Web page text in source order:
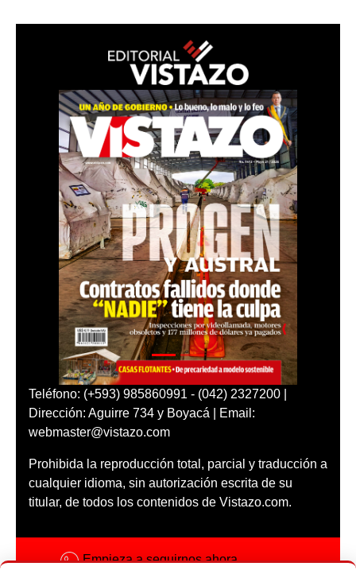
Teléfono: (+593) 985860991 - (042) 2327200 |
Dirección: Aguirre 734 y Boyacá | Email:
webmaster@vistazo.com
Prohibida la reproducción total, parcial y traducción a
cualquier idioma, sin autorización escrita de su
titular, de todos los contenidos de Vistazo.com.
Empieza a seguirnos ahora